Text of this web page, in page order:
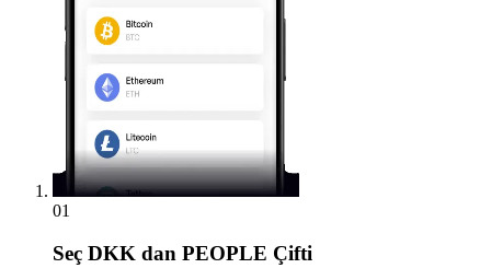
01
Seç DKK dan PEOPLE Çifti